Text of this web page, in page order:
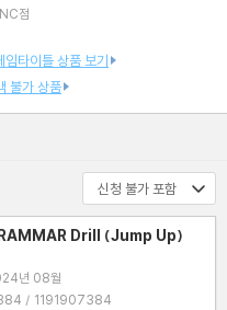
점
임타이틀 상품 보기
불가 상품
Drill (Jump Up)
년 08월
ISBN : 9791191907384 / 1191907384